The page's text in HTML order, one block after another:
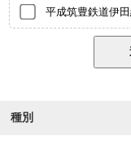
平成筑豊鉄道伊
種別